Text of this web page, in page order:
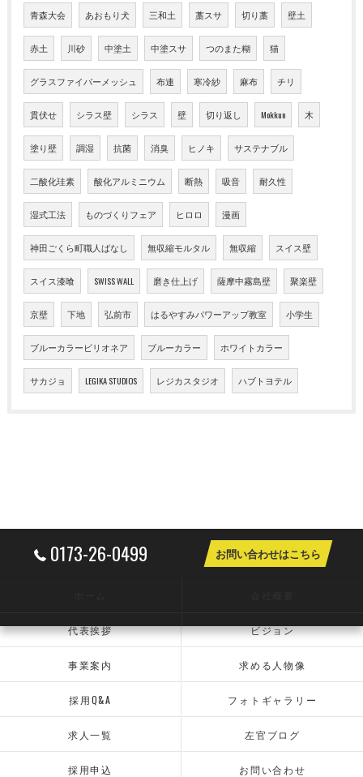
青森大会 あおもり犬 三和土 藁スサ 切り藁 壁土
赤土 川砂 中塗土 中塗スサ つのまた糊 猫
グラスファイバーメッシュ 布連 寒冷紗 麻布 チリ
貫伏せ シラス壁 シラス 壁 切り返し Mokkun 木
塗り壁 調湿 抗菌 消臭 ヒノキ サステナブル
二酸化珪素 酸化アルミニウム 断熱 吸音 耐久性
湿式工法 ものづくりフェア ヒロロ 漫画
神田ごくら町職人ばなし 無収縮モルタル 無収縮 スイス壁
スイス漆喰 SWISS WALL 磨き仕上げ 薩摩中霧島壁 聚楽壁
京壁 下地 弘前市 はるやすみパワーアップ教室 小学生
ブルーカラービリオネア ブルーカラー ホワイトカラー
サカジョ LEGIKA STUDIOS レジカスタジオ ハブトヨテル
0173-26-0499 お問い合わせはこちら
代表挨拶 ビジョン
事業案内 求める人物像
採用Q&A フォトギャラリー
求人一覧 左官ブログ
採用申込 お問い合わせ